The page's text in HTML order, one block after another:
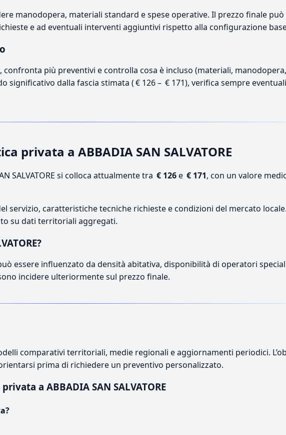
manodopera, materiali standard e spese operative. Il prezzo finale
e ad eventuali interventi aggiuntivi rispetto alla configurazione
più preventivi e controlla cosa è incluso (materiali,
significativo dalla fascia stimata ( € 126 – € 171), verifica sempre
privata a ABBADIA SAN SALVATORE
SALVATORE si colloca attualmente tra € 126e € 171, con un valore
servizio, caratteristiche tecniche richieste e condizioni del mercato
su dati territoriali aggregati.
essere influenzato da densità abitativa, disponibilità di operatori
incidere ulteriormente sul prezzo finale.
comparativi territoriali, medie regionali e aggiornamenti periodici.
prima di richiedere un preventivo personalizzato.
a ABBADIA SAN SALVATORE